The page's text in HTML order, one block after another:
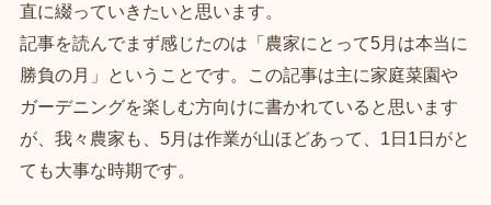
直に綴っていきたいと思います。
記事を読んでまず感じたのは「農家にとって5月は本当に
勝負の月」ということです。この記事は主に家庭菜園や
ガーデニングを楽しむ方向けに書かれていると思います
が、我々農家も、5月は作業が山ほどあって、1日1日がと
ても大事な時期です。